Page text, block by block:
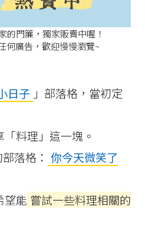
的門簾，獨家販賣中喔！
何廣告，歡迎慢慢瀏覽~
日子 」部落格，當初定
料理」這一塊。
落格： 你今天微笑了
望能 嘗試一些料理相關的